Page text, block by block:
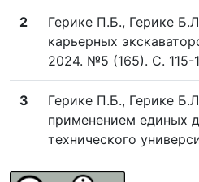
2
Герике П.Б., Герике
карьерных
2024. №5 (165). C. 115-
3
Герике П.Б., Герике
применением единых
технического